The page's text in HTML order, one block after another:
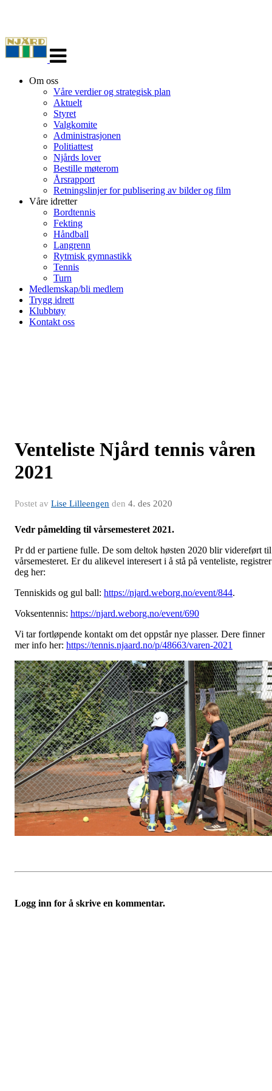
navigasjon
Om oss
Våre verdier og strategisk plan
Aktuelt
Styret
Valgkomite
Administrasjonen
Politiattest
Njårds lover
Bestille møterom
Årsrapport
Retningslinjer for publisering av bilder og film
Våre idretter
Bordtennis
Fekting
Håndball
Langrenn
Rytmisk gymnastikk
Tennis
Turn
Medlemskap/bli medlem
Trygg idrett
Klubbtøy
Kontakt oss
Venteliste Njård tennis våren
2021
Postet av Lise Lilleengen den 4. des 2020
Vedr påmelding til vårsemesteret 2021.
Pr dd er partiene fulle. De som deltok høsten 2020 blir videreført til
vårsemesteret. Er du alikevel interesert i å stå på venteliste, registrer
deg her:
Tenniskids og gul ball: https://njard.weborg.no/event/844.
Voksentennis: https://njard.weborg.no/event/690
Vi tar fortløpende kontakt om det oppstår nye plasser. Dere finner
mer info her: https://tennis.njaard.no/p/48663/varen-2021
Logg inn for å skrive en kommentar.